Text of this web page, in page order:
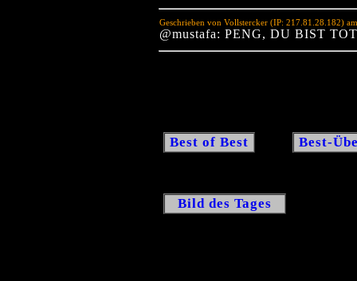
Geschrieben von Vollstercker (IP: 217.81.28.182)
@mustafa: PENG, DU BIST
Best of Best Best-
Bild des Tages